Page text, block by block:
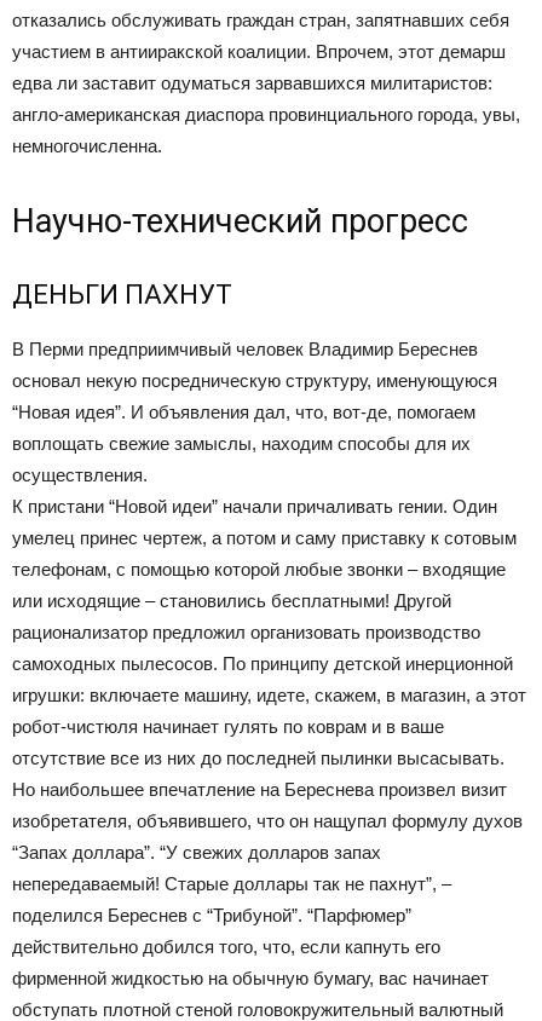
отказались обслуживать граждан стран, запятнавших себя
участием в антииракской коалиции. Впрочем, этот демарш
едва ли заставит одуматься зарвавшихся милитаристов:
англо-американская диаспора провинциального города, увы,
немногочисленна.
Научно-технический прогресс
ДЕНЬГИ ПАХНУТ
В Перми предприимчивый человек Владимир Береснев
основал некую посредническую структуру, именующуюся
“Новая идея”. И объявления дал, что, вот-де, помогаем
воплощать свежие замыслы, находим способы для их
осуществления.
К пристани “Новой идеи” начали причаливать гении. Один
умелец принес чертеж, а потом и саму приставку к сотовым
телефонам, с помощью которой любые звонки – входящие
или исходящие – становились бесплатными! Другой
рационализатор предложил организовать производство
самоходных пылесосов. По принципу детской инерционной
игрушки: включаете машину, идете, скажем, в магазин, а этот
робот-чистюля начинает гулять по коврам и в ваше
отсутствие все из них до последней пылинки высасывать.
Но наибольшее впечатление на Береснева произвел визит
изобретателя, объявившего, что он нащупал формулу духов
“Запах доллара”. “У свежих долларов запах
непередаваемый! Старые доллары так не пахнут”, –
поделился Береснев с “Трибуной”. “Парфюмер”
действительно добился того, что, если капнуть его
фирменной жидкостью на обычную бумагу, вас начинает
обступать плотной стеной головокружительный валютный